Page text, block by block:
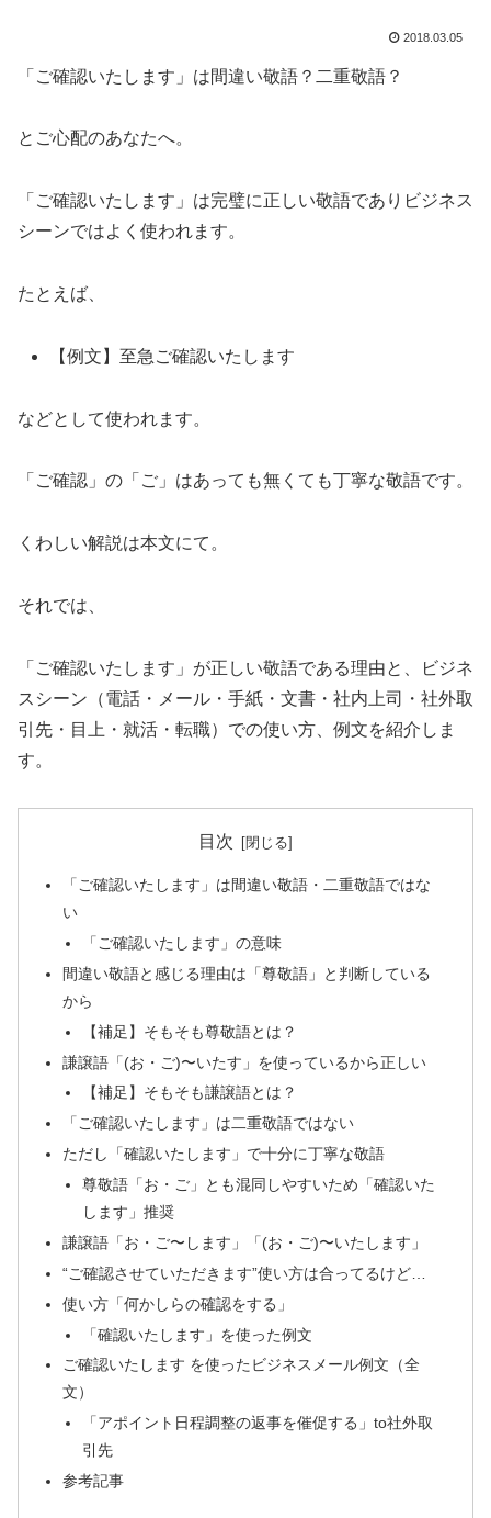
2018.03.05
「ご確認いたします」は間違い敬語？二重敬語？
とご心配のあなたへ。
「ご確認いたします」は完璧に正しい敬語でありビジネス
シーンではよく使われます。
たとえば、
【例文】至急ご確認いたします
などとして使われます。
「ご確認」の「ご」はあっても無くても丁寧な敬語です。
くわしい解説は本文にて。
それでは、
「ご確認いたします」が正しい敬語である理由と、ビジネ
スシーン（電話・メール・手紙・文書・社内上司・社外取
引先・目上・就活・転職）での使い方、例文を紹介しま
す。
目次
「ご確認いたします」は間違い敬語・二重敬語ではな
い
「ご確認いたします」の意味
間違い敬語と感じる理由は「尊敬語」と判断している
から
【補足】そもそも尊敬語とは？
謙譲語「(お・ご)〜いたす」を使っているから正しい
【補足】そもそも謙譲語とは？
「ご確認いたします」は二重敬語ではない
ただし「確認いたします」で十分に丁寧な敬語
尊敬語「お・ご」とも混同しやすいため「確認いた
します」推奨
謙譲語「お・ご〜します」「(お・ご)〜いたします」
“ご確認させていただきます”使い方は合ってるけど…
使い方「何かしらの確認をする」
「確認いたします」を使った例文
ご確認いたします を使ったビジネスメール例文（全
文）
「アポイント日程調整の返事を催促する」to社外取
引先
参考記事